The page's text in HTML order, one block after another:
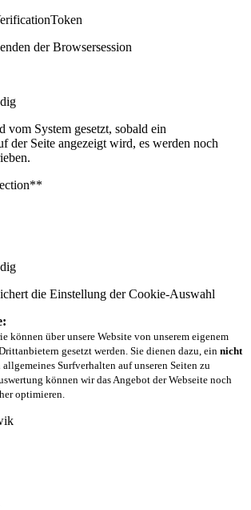
der Browsersession
vom System gesetzt, sobald ein
der Seite angezeigt wird, es werden noch
die Einstellung der Cookie-Auswahl
können über unsere Website von unserem eigenem
gesetzt werden. Sie dienen dazu, ein nicht
Surfverhalten auf unseren Seiten zu
können wir das Angebot der Webseite noch
optimieren.